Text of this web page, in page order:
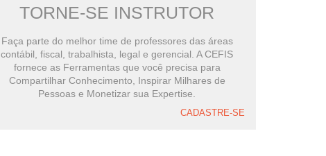
TORNE-SE INSTRUTOR
Faça parte do melhor time de professores das áreas
contábil, fiscal, trabalhista, legal e gerencial. A CEFIS
fornece as Ferramentas que você precisa para
Compartilhar Conhecimento, Inspirar Milhares de
Pessoas e Monetizar sua Expertise.
CADASTRE-SE